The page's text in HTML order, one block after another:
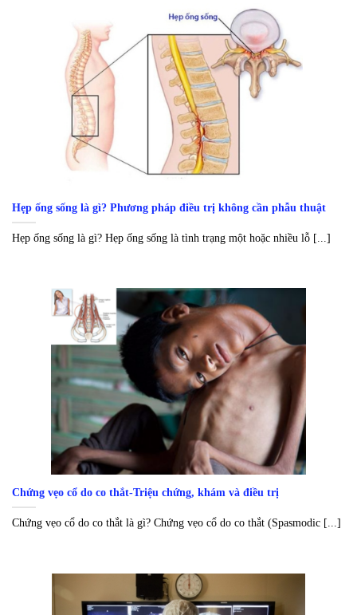
Hẹp ống sống là gì? Phương pháp điều trị không cần phẫu thuật
Hẹp ống sống là gì? Hẹp ống sống là tình trạng một hoặc nhiều lỗ [...]
Chứng vẹo cổ do co thắt-Triệu chứng, khám và điều trị
Chứng vẹo cổ do co thắt là gì? Chứng vẹo cổ do co thắt (Spasmodic [...]